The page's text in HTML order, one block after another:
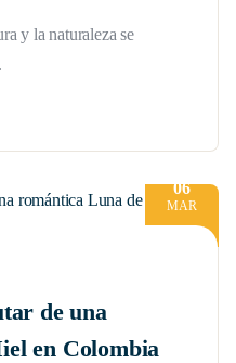
y la naturaleza se
06
MAR
de una
en Colombia